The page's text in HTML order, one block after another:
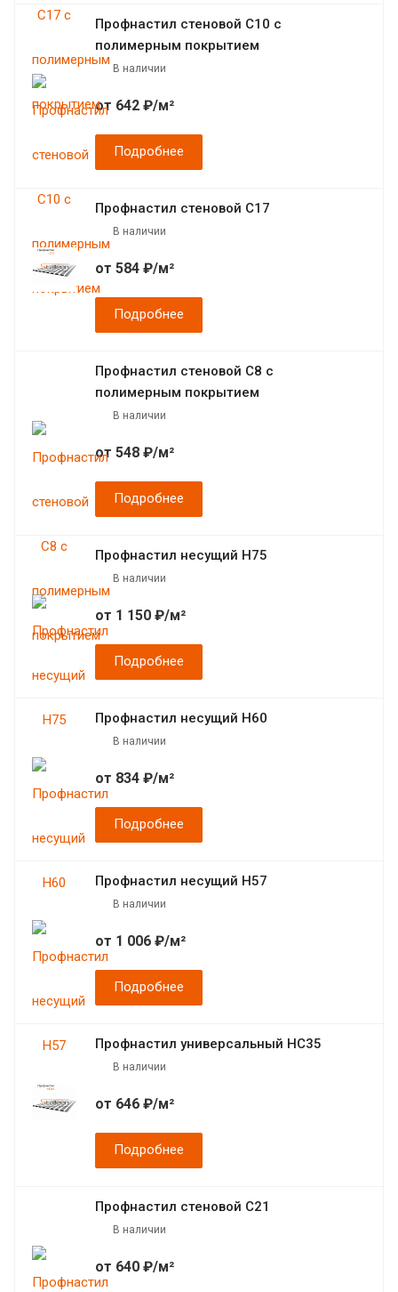
Профнастил стеновой С10 с
полимерным покрытием
В наличии
от 642 ₽/м²
Подробнее
Профнастил стеновой С17
В наличии
от 584 ₽/м²
Подробнее
Профнастил стеновой С8 с
полимерным покрытием
В наличии
от 548 ₽/м²
Подробнее
Профнастил несущий Н75
В наличии
от 1 150 ₽/м²
Подробнее
Профнастил несущий Н60
В наличии
от 834 ₽/м²
Подробнее
Профнастил несущий Н57
В наличии
от 1 006 ₽/м²
Подробнее
Профнастил универсальный НС35
В наличии
от 646 ₽/м²
Подробнее
Профнастил стеновой С21
В наличии
от 640 ₽/м²